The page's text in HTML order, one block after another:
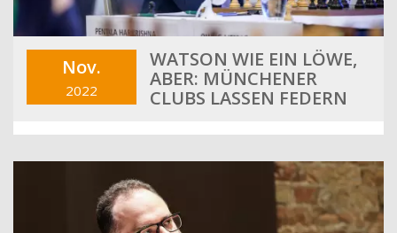
Nov.
2022
WATSON WIE EIN LÖWE,
ABER: MÜNCHENER
CLUBS LASSEN FEDERN